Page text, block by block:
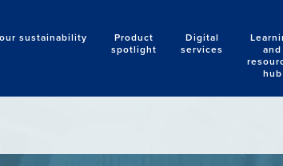
sustainability
Product
spotlight
Digital
services
and
hub